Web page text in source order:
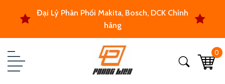
Đại Lý Phân Phối Makita, Bosch, DCK Chính
hãng
0